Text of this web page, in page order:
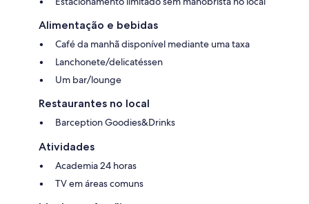
Alimentação e bebidas
Café da manhã disponível mediante uma taxa
Lanchonete/delicatéssen
Um bar/lounge
Restaurantes no local
Barception Goodies&Drinks
Atividades
Academia 24 horas
TV em áreas comuns